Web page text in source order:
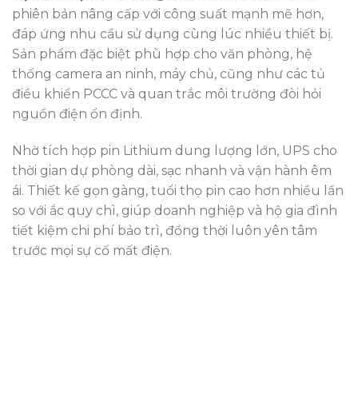
phiên bản nâng cấp với công suất mạnh mẽ hơn,
đáp ứng nhu cầu sử dụng cùng lúc nhiều thiết bị.
Sản phẩm đặc biệt phù hợp cho văn phòng, hệ
thống camera an ninh, máy chủ, cũng như các tủ
điều khiển PCCC và quan trắc môi trường đòi hỏi
nguồn điện ổn định.
Nhờ tích hợp pin Lithium dung lượng lớn, UPS cho
thời gian dự phòng dài, sạc nhanh và vận hành êm
ái. Thiết kế gọn gàng, tuổi thọ pin cao hơn nhiều lần
so với ắc quy chì, giúp doanh nghiệp và hộ gia đình
tiết kiệm chi phí bảo trì, đồng thời luôn yên tâm
trước mọi sự cố mất điện.